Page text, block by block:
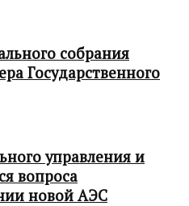
собрания
Государственного
управления и
вопроса
новой АЭС